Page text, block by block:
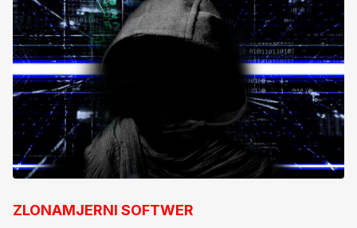
ZLONAMJERNI SOFTWER